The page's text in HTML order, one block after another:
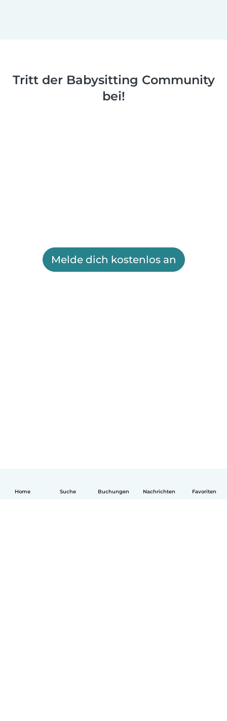
Home Suche Buchungen Nachrichten Favoriten
Tritt der Babysitting Community
bei!
Melde dich kostenlos an